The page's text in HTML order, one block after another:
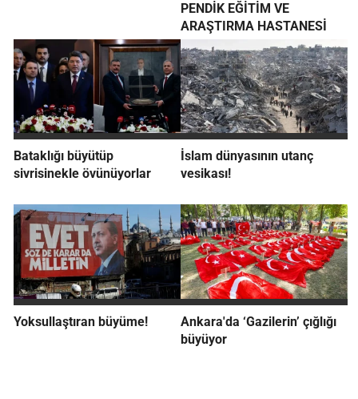
PENDİK EĞİTİM VE
ARAŞTIRMA HASTANESİ
Bataklığı büyütüp
sivrisinekle övünüyorlar
İslam dünyasının utanç
vesikası!
Yoksullaştıran büyüme!
Ankara'da ‘Gazilerin’ çığlığı
büyüyor